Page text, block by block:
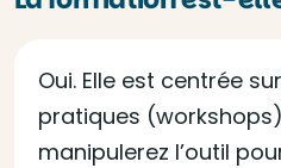
Oui. Elle est centrée
pratiques
manipulerez l’outil